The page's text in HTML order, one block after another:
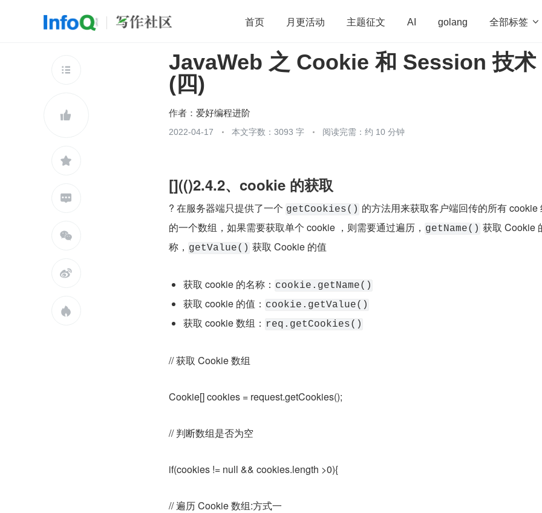
首页 月更活动 主题征文 AI golang 全部标签 
开源 架构 OpenHarmony 算法 学习方法 Web3.0 高
团队管理
查看更多







JavaWeb 之 Cookie 和 Session 技术
(四)
作者： 爱好编程进阶
2022-04-17 本文字数：3093 字 阅读完需：约 10 分钟
[](()2.4.2、cookie 的获取
? 在服务器端只提供了一个 getCookies() 的方法用来获取客户端回传的所有 cookie
的一个数组，如果需要获取单个 cookie ，则需要通过遍历， getName() 获取 Cookie
称， getValue() 获取 Cookie 的值
获取 cookie 的名称： cookie.getName()
获取 cookie 的值： cookie.getValue()
获取 cookie 数组： req.getCookies()
// 获取 Cookie 数组
Cookie[] cookies = request.getCookies();
// 判断数组是否为空
if(cookies != null && cookies.length >0){
// 遍历 Cookie 数组:方式一